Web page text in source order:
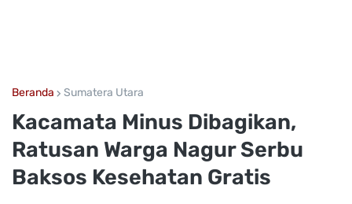
Beranda Sumatera Utara
Kacamata Minus Dibagikan,
Ratusan Warga Nagur Serbu
Baksos Kesehatan Gratis